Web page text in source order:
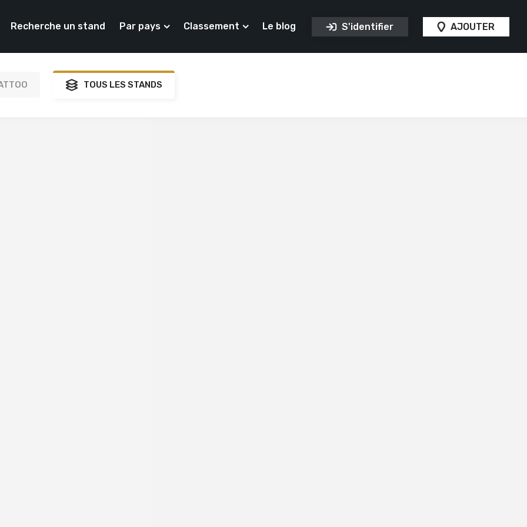
Recherche un stand Par pays Classement Le blog S'identifier AJOUTER
TOUS LES STANDS